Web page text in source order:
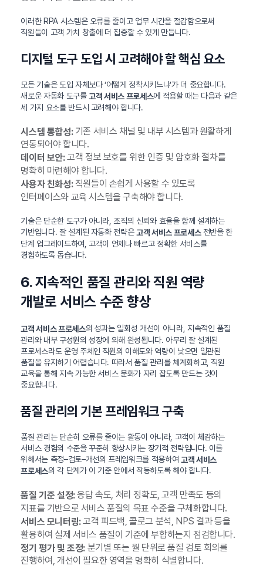
이러한 RPA 시스템은 오류를 줄이고 업무 시간을 절감함으로써
직원들이 고객 가치 창출에 더 집중할 수 있게 만듭니다.
디지털 도구 도입 시 고려해야 할 핵심 요소
모든 기술은 도입 자체보다 ‘어떻게 정착시키느냐’가 더 중요합니다.
새로운 자동화 도구를고객 서비스 프로세스에 적용할 때는 다음과 같은
세 가지 요소를 반드시 고려해야 합니다.
시스템 통합성:기존 서비스 채널 및 내부 시스템과 원활하게
연동되어야 합니다.
데이터 보안:고객 정보 보호를 위한 인증 및 암호화 절차를
명확히 마련해야 합니다.
사용자 친화성:직원들이 손쉽게 사용할 수 있도록
인터페이스와 교육 시스템을 구축해야 합니다.
기술은 단순한 도구가 아니라, 조직의 신뢰와 효율을 함께 설계하는
기반입니다. 잘 설계된 자동화 전략은고객 서비스 프로세스전반을 한
단계 업그레이드하여, 고객이 언제나 빠르고 정확한 서비스를
경험하도록 돕습니다.
6. 지속적인 품질 관리와 직원 역량
개발로 서비스 수준 향상
고객 서비스 프로세스의 성과는 일회성 개선이 아니라, 지속적인 품질
관리와 내부 구성원의 성장에 의해 완성됩니다. 아무리 잘 설계된
프로세스라도 운영 주체인 직원의 이해도와 역량이 낮으면 일관된
품질을 유지하기 어렵습니다. 따라서 품질 관리를 체계화하고, 직원
교육을 통해 지속 가능한 서비스 문화가 자리 잡도록 만드는 것이
중요합니다.
품질 관리의 기본 프레임워크 구축
품질 관리는 단순히 오류를 줄이는 활동이 아니라, 고객이 체감하는
서비스 경험의 수준을 꾸준히 향상시키는 장기적 전략입니다. 이를
위해서는 측정–검토–개선의 프레임워크를 적용하여 고객 서비스
프로세스의 각 단계가 이 기준 안에서 작동하도록 해야 합니다.
품질 기준 설정:응답 속도, 처리 정확도, 고객 만족도 등의
지표를 기반으로 서비스 품질의 목표 수준을 구체화합니다.
서비스 모니터링:고객 피드백, 콜로그 분석, NPS 결과 등을
활용하여 실제 서비스 품질이 기준에 부합하는지 점검합니다.
정기 평가 및 조정:분기별 또는 월 단위로 품질 검토 회의를
진행하여, 개선이 필요한 영역을 명확히 식별합니다.